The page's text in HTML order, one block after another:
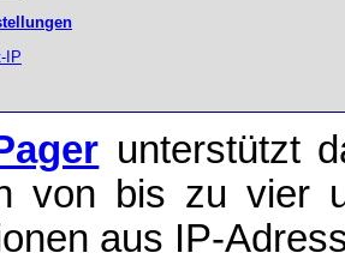
IP
unterstützt
von bis zu vier
aus IP-